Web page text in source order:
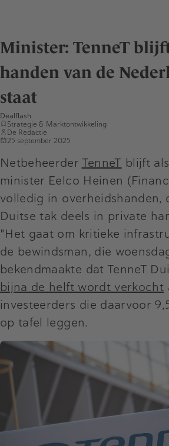
Minister: TenneT
handen van de
staat
Dealflash
Strategie & Marktontwikkeling
De Redactie
25 september 2025
Netbeheerder TenneT blijft
minister Eelco Heinen
volledig in overheidshanden,
Duitse tak deels in private
"Het gaat om kritieke
de bewindsman, die
bekendmaakte dat TenneT
bijna de helft wordt verkocht
investeerders die daarvoor
op tafel leggen.